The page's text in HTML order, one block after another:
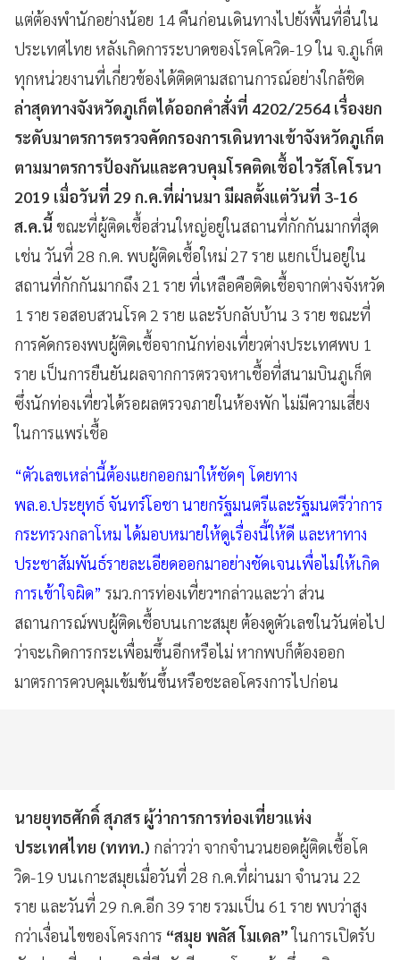
แต่ต้องพำนักอย่างน้อย 14 คืนก่อนเดินทางไปยังพื้นที่อื่นใน
ประเทศไทย หลังเกิดการระบาดของโรคโควิด-19 ใน จ.ภูเก็ต
ทุกหน่วยงานที่เกี่ยวข้องได้ติดตามสถานการณ์อย่างใกล้ชิด
ล่าสุดทางจังหวัดภูเก็ตได้ออกคำสั่งที่ 4202/2564 เรื่องยก
ระดับมาตรการตรวจคัดกรองการเดินทางเข้าจังหวัดภูเก็ต
ตามมาตรการป้องกันและควบคุมโรคติดเชื้อไวรัสโคโรนา
2019 เมื่อวันที่ 29 ก.ค.ที่ผ่านมา มีผลตั้งแต่วันที่ 3-16
ส.ค.นี้ ขณะที่ผู้ติดเชื้อส่วนใหญ่อยู่ในสถานที่กักกันมากที่สุด
เช่น วันที่ 28 ก.ค. พบผู้ติดเชื้อใหม่ 27 ราย แยกเป็นอยู่ใน
สถานที่กักกันมากถึง 21 ราย ที่เหลือคือติดเชื้อจากต่างจังหวัด
1 ราย รอสอบสวนโรค 2 ราย และรับกลับบ้าน 3 ราย ขณะที่
การคัดกรองพบผู้ติดเชื้อจากนักท่องเที่ยวต่างประเทศพบ 1
ราย เป็นการยืนยันผลจากการตรวจหาเชื้อที่สนามบินภูเก็ต
ซึ่งนักท่องเที่ยวได้รอผลตรวจภายในห้องพัก ไม่มีความเสี่ยง
ในการแพร่เชื้อ
“ตัวเลขเหล่านี้ต้องแยกออกมาให้ชัดๆ โดยทาง
พล.อ.ประยุทธ์ จันทร์โอชา นายกรัฐมนตรีและรัฐมนตรีว่าการ
กระทรวงกลาโหม ได้มอบหมายให้ดูเรื่องนี้ให้ดี และหาทาง
ประชาสัมพันธ์รายละเอียดออกมาอย่างชัดเจนเพื่อไม่ให้เกิด
การเข้าใจผิด” รมว.การท่องเที่ยวฯกล่าวและว่า ส่วน
สถานการณ์พบผู้ติดเชื้อบนเกาะสมุย ต้องดูตัวเลขในวันต่อไป
ว่าจะเกิดการกระเพื่อมขึ้นอีกหรือไม่ หากพบก็ต้องออก
มาตรการควบคุมเข้มข้นขึ้นหรือชะลอโครงการไปก่อน
นายยุทธศักดิ์ สุภสร ผู้ว่าการการท่องเที่ยวแห่ง
ประเทศไทย (ททท.) กล่าวว่า จากจำนวนยอดผู้ติดเชื้อโค
วิด-19 บนเกาะสมุยเมื่อวันที่ 28 ก.ค.ที่ผ่านมา จำนวน 22
ราย และวันที่ 29 ก.ค.อีก 39 ราย รวมเป็น 61 ราย พบว่าสูง
กว่าเงื่อนไขของโครงการ “สมุย พลัส โมเดล”ในการเปิดรับ